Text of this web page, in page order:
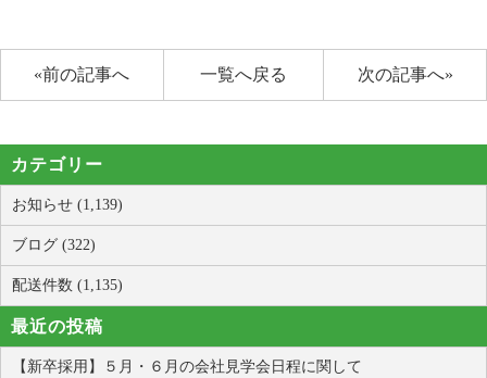
«前の記事へ 次の記事へ»
一覧へ戻る
カテゴリー
お知らせ (1,139)
ブログ (322)
配送件数 (1,135)
最近の投稿
【新卒採用】５月・６月の会社見学会日程に関して